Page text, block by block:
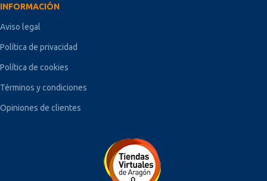
INFORMACIÓN
Aviso legal
Política de privacidad
Política de cookies
Términos y condiciones
Opiniones de clientes